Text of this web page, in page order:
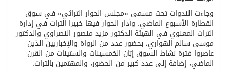
وجاءت الندوات تحت مسمى «مجلس الحوار التراثي» في سوق
القطارة الأسبوع الماضي. وأدار الحوار فيها خبيرا التراث في إدارة
التراث المعنوي في الهيئة الدكتور مزيد منصور النصراوي والدكتور
موسى سالم الهواري، بحضور عدد من الرواة والإخباريين الذين
عاصروا فترة نشاط السوق إبّان الخمسينات والستينات من القرن
الماضي، إضافة إلى عدد كبير من الحضور، والمهتمين بالتراث.